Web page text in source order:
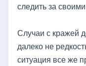
следить за
Случаи с кражей
далеко не
ситуация все же